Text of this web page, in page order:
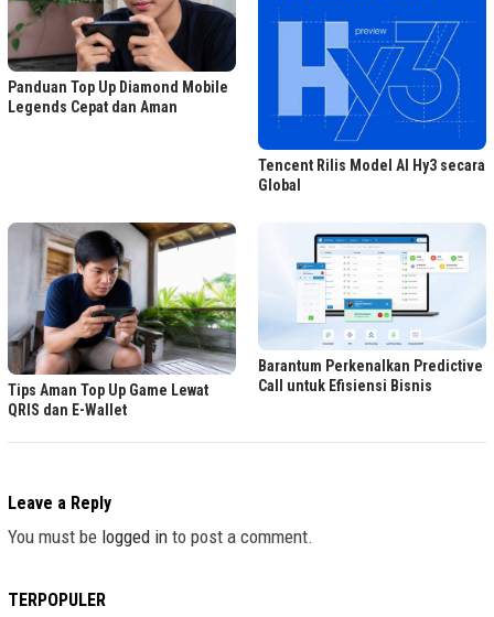
Panduan Top Up Diamond Mobile
Legends Cepat dan Aman
Tencent Rilis Model AI Hy3 secara
Global
Tips Aman Top Up Game Lewat
QRIS dan E-Wallet
Barantum Perkenalkan Predictive
Call untuk Efisiensi Bisnis
Leave a Reply
You must be logged in to post a comment.
TERPOPULER